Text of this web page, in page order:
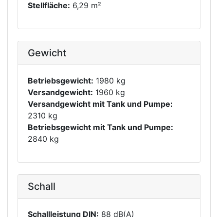
Stellfläche: 6,29 m²
Gewicht
Betriebsgewicht: 1980 kg
Versandgewicht: 1960 kg
Versandgewicht mit Tank und Pumpe:
2310 kg
Betriebsgewicht mit Tank und Pumpe:
2840 kg
Schall
Schallleistung DIN: 88 dB(A)